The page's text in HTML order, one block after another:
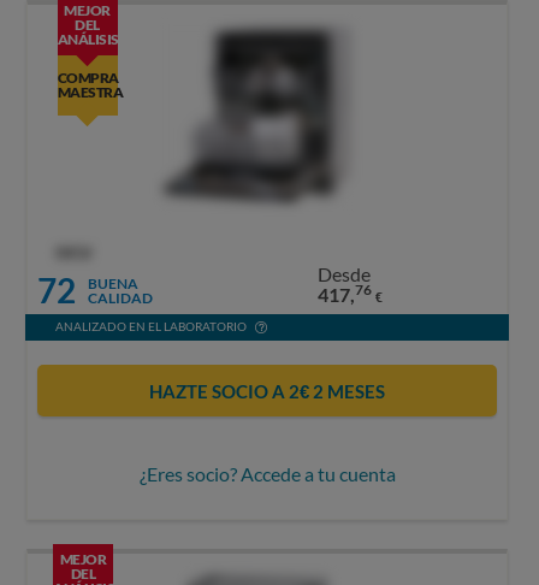
MEJOR
DEL
ANÁLISIS
COMPRA
MAESTRA
72
BUENA
CALIDAD
Desde
417,76 €
ANALIZADO EN EL LABORATORIO
HAZTE SOCIO A 2€ 2 MESES
¿Eres socio? Accede a tu cuenta
MEJOR
DEL